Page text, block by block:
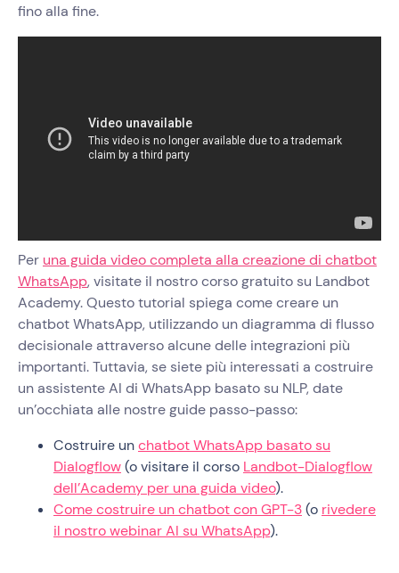
fino alla fine.
Per una guida video completa alla creazione di chatbot
WhatsApp, visitate il nostro corso gratuito su Landbot
Academy. Questo tutorial spiega come creare un
chatbot WhatsApp, utilizzando un diagramma di flusso
decisionale attraverso alcune delle integrazioni più
importanti. Tuttavia, se siete più interessati a costruire
un assistente AI di WhatsApp basato su NLP, date
un’occhiata alle nostre guide passo-passo:
Costruire unchatbot WhatsApp basato su
Dialogflow(o visitare il corso Landbot-Dialogflow
dell’Academy per una guida video).
Come costruire un chatbot con GPT-3(o rivedere
il nostro webinar AI su WhatsApp).